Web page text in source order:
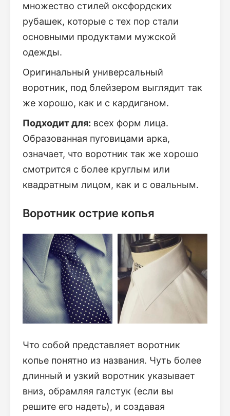
множество стилей оксфордских
рубашек, которые с тех пор стали
основными продуктами мужской
одежды.
Оригинальный универсальный
воротник, под блейзером выглядит так
же хорошо, как и с кардиганом.
Подходит для: всех форм лица.
Образованная пуговицами арка,
означает, что воротник так же хорошо
смотрится с более круглым или
квадратным лицом, как и с овальным.
Воротник острие копья
Что собой представляет воротник
копье понятно из названия. Чуть более
длинный и узкий воротник указывает
вниз, обрамляя галстук (если вы
решите его надеть), и создавая